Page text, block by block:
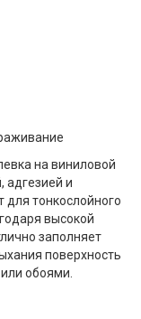
на виниловой
адгезией и
тонкослойного
высокой
заполняет
поверхность
обоями.